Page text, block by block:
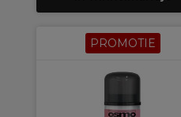
PROMOTIE